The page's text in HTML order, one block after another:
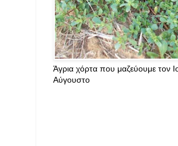
Άγρια χόρτα που μαζεύουμε τον
Αύγουστο